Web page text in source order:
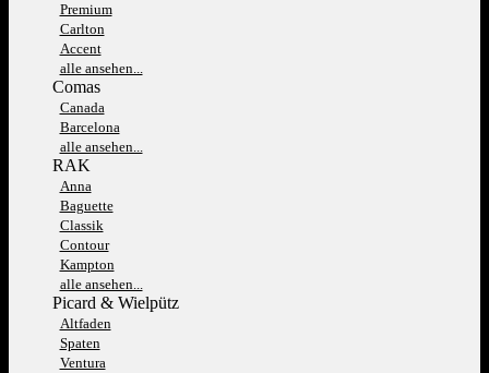
Premium
Carlton
Accent
alle ansehen...
Comas
Canada
Barcelona
alle ansehen...
RAK
Anna
Baguette
Classik
Contour
Kampton
alle ansehen...
Picard & Wielpütz
Altfaden
Spaten
Ventura